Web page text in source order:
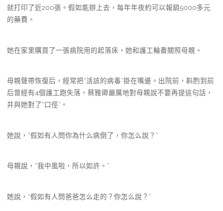
就打印了近200張。假如能辦上去，每年年夜約可以報銷5000多元
的藥費。
她在家里購買了一張病院用的起落床，她和護工輪番關照母親。
母親聲帶恢復后，經常把“活該的病毒”掛在嘴邊。出院前，斟酌到前
后曾經有4個護工跑失落，蔡雅卿嚴厲地對母親說不要再提這句話，
并與她對了“口徑”。
她說，“假如有人問你為什么病倒了，你怎么說？”
母親說，“我中風啦，所以如許。”
她說，“假如有人問爸爸怎么走的？你怎么說？”